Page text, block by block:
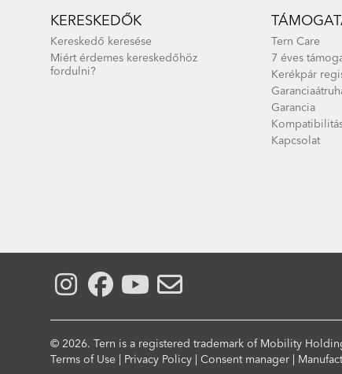
KERESKEDŐK
Kereskedő keresése
Miért érdemes kereskedőhöz
fordulni?
Tern Care
7 éves
Kerékpár
Garancia
Kapcsolat
© 2026. Tern is a registered trademark of Mobility
Compliance
Terms of Use Privacy Policy Consent manager